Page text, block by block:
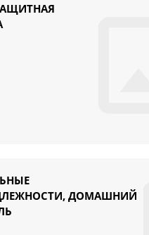
ДОМАШНИЙ